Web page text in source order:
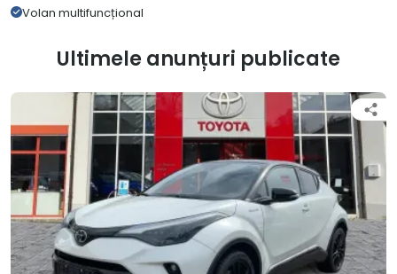
Volan multifuncțional
Ultimele anunțuri publicate